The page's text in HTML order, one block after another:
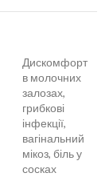
Дискомфорт
в молочних
залозах,
грибкові
інфекції,
вагінальний
мікоз, біль у
сосках